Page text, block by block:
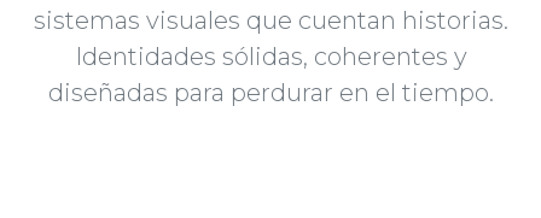
sistemas visuales que cuentan historias.
Identidades sólidas, coherentes y
diseñadas para perdurar en el tiempo.